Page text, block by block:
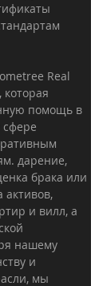
Real
которая
помощь в
сфере
дарение,
брака или
активов,
и вилл, а
нашему
и
мы